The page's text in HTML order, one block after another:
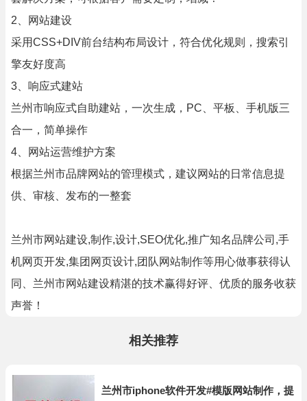
2、网站建设
采用CSS+DIV前台结构布局设计，符合优化规则，搜索引
擎友好度高
3、响应式建站
兰州市响应式自助建站，一次生成，PC、平板、手机版三
合一，简单操作
4、网站运营维护方案
根据兰州市品牌网站的管理模式，建议网站的日常信息提
供、审核、发布的一整套
兰州市网站建设,制作,设计,SEO优化,推广知名品牌公司,手
机网页开发,集团网页设计,团队网站制作等用心做事获得认
同、兰州市网站建设精湛的技术赢得好评、优质的服务收获
声誉！
相关推荐
兰州市iphone软件开发#模版网站制作，提